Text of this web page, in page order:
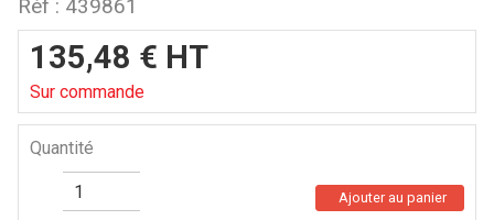
Réf : 439861
135,48 € HT
Sur commande
Quantité
Ajouter au panier